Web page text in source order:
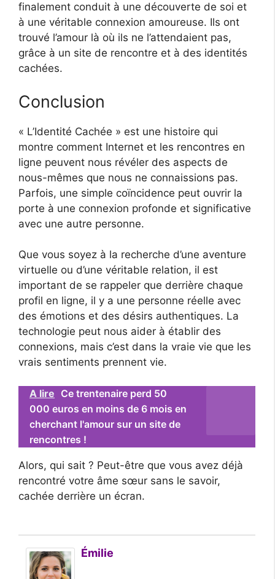
finalement conduit à une découverte de soi et
à une véritable connexion amoureuse. Ils ont
trouvé l’amour là où ils ne l’attendaient pas,
grâce à un site de rencontre et à des identités
cachées.
Conclusion
« L’Identité Cachée » est une histoire qui
montre comment Internet et les rencontres en
ligne peuvent nous révéler des aspects de
nous-mêmes que nous ne connaissions pas.
Parfois, une simple coïncidence peut ouvrir la
porte à une connexion profonde et significative
avec une autre personne.
Que vous soyez à la recherche d’une aventure
virtuelle ou d’une véritable relation, il est
important de se rappeler que derrière chaque
profil en ligne, il y a une personne réelle avec
des émotions et des désirs authentiques. La
technologie peut nous aider à établir des
connexions, mais c’est dans la vraie vie que les
vrais sentiments prennent vie.
A lire Ce trentenaire perd 50
000 euros en moins de 6 mois en
cherchant l'amour sur un site de
rencontres !
Alors, qui sait ? Peut-être que vous avez déjà
rencontré votre âme sœur sans le savoir,
cachée derrière un écran.
Émilie